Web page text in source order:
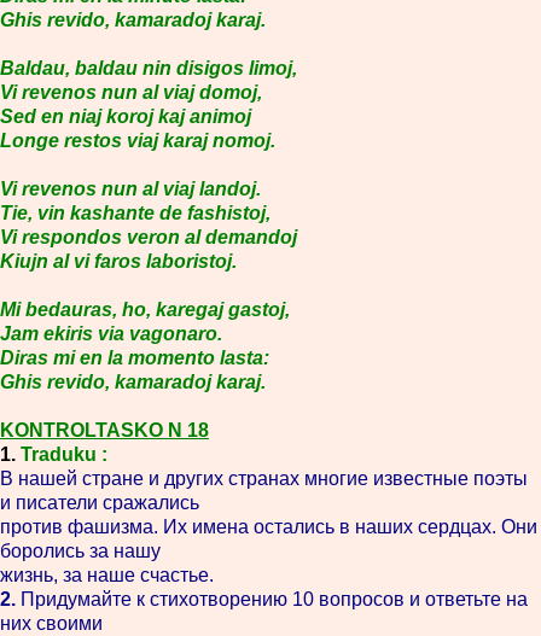
Ghis revido, kamaradoj karaj.
Baldau, baldau nin disigos limoj,
Vi revenos nun al viaj domoj,
Sed en niaj koroj kaj animoj
Longe restos viaj karaj nomoj.
Vi revenos nun al viaj landoj.
Tie, vin kashante de fashistoj,
Vi respondos veron al demandoj
Kiujn al vi faros laboristoj.
Mi bedauras, ho, karegaj gastoj,
Jam ekiris via vagonaro.
Diras mi en la momento lasta:
Ghis revido, kamaradoj karaj.
KONTROLTASKO N 18
1. Traduku :
В нашей стране и других странах многие известные поэты
и писатели сражались
против фашизма. Их имена остались в наших сердцах. Они
боролись за нашу
жизнь, за наше счастье.
2. Придумайте к стихотворению 10 вопросов и ответьте на
них своими